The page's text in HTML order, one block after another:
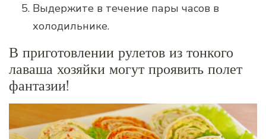
Выдержите в течение пары часов в
холодильнике.
В приготовлении рулетов из тонкого
лаваша хозяйки могут проявить полет
фантазии!